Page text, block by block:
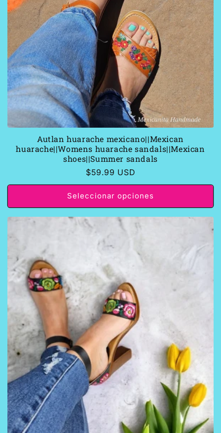
Autlan huarache mexicano||Mexican
huarache||Womens huarache sandals||Mexican
shoes||Summer sandals
Precio
habitual
$59.99 USD
Seleccionar opciones